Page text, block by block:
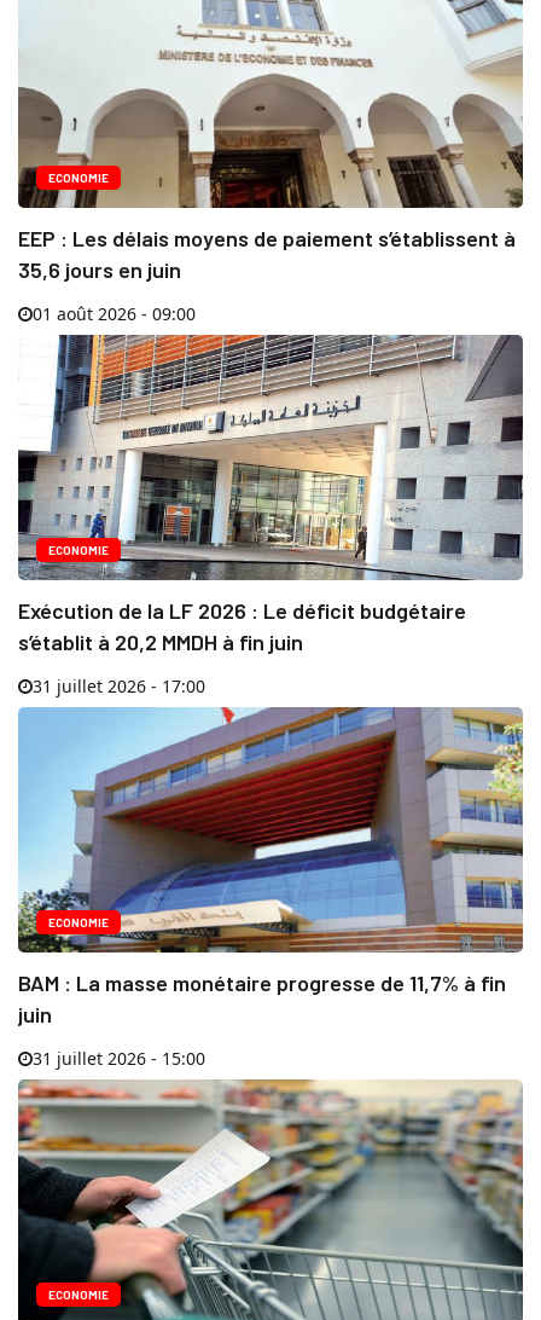
ECONOMIE
EEP : Les délais moyens de paiement s’établissent à
35,6 jours en juin
01 août 2026 - 09:00
ECONOMIE
Exécution de la LF 2026 : Le déficit budgétaire
s’établit à 20,2 MMDH à fin juin
31 juillet 2026 - 17:00
ECONOMIE
BAM : La masse monétaire progresse de 11,7% à fin
juin
31 juillet 2026 - 15:00
ECONOMIE